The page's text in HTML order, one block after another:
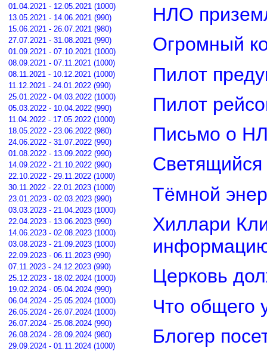
01.04.2021 - 12.05.2021 (1000)
13.05.2021 - 14.06.2021 (990)
15.06.2021 - 26.07.2021 (980)
27.07.2021 - 31.08.2021 (990)
01.09.2021 - 07.10.2021 (1000)
08.09.2021 - 07.11.2021 (1000)
08.11.2021 - 10.12.2021 (1000)
11.12.2021 - 24.01.2022 (990)
25.01.2022 - 04.03.2022 (1000)
05.03.2022 - 10.04.2022 (990)
11.04.2022 - 17.05.2022 (1000)
18.05.2022 - 23.06.2022 (980)
24.06.2022 - 31.07.2022 (990)
01.08.2022 - 13.09.2022 (990)
14.09.2022 - 21.10.2022 (990)
22.10.2022 - 29.11.2022 (1000)
30.11.2022 - 22.01.2023 (1000)
23.01.2023 - 02.03.2023 (990)
03.03.2023 - 21.04.2023 (1000)
22.04.2023 - 13.06.2023 (990)
14.06.2023 - 02.08.2023 (1000)
03.08.2023 - 21.09.2023 (1000)
22.09.2023 - 06.11.2023 (990)
07.11.2023 - 24.12.2023 (990)
25.12.2023 - 18.02.2024 (1000)
19.02.2024 - 05.04.2024 (990)
06.04.2024 - 25.05.2024 (1000)
26.05.2024 - 26.07.2024 (1000)
26.07.2024 - 25.08.2024 (990)
26.08.2024 - 28.09.2024 (980)
29.09.2024 - 01.11.2024 (1000)
НЛО
Огромный
Пилот
Пилот
Письмо о
Светящийся
Тёмной
Хиллари
Церковь
Что общего
Блогер